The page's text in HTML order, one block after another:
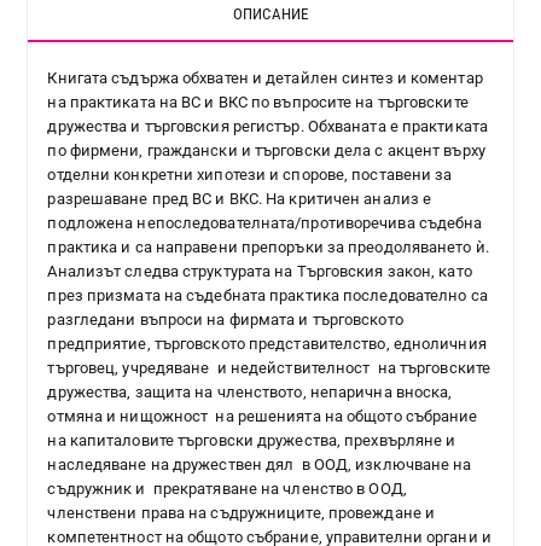
ОПИСАНИЕ
Книгата съдържа обхватен и детайлен синтез и коментар
на практиката на ВС и ВКС по въпросите на търговските
дружества и търговския регистър. Обхваната е практиката
по фирмени, граждански и търговски дела с акцент върху
отделни конкретни хипотези и спорове, поставени за
разрешаване пред ВС и ВКС. На критичен анализ е
подложена непоследователната/противоречива съдебна
практика и са направени препоръки за преодоляването ѝ.
Анализът следва структурата на Търговския закон, като
през призмата на съдебната практика последователно са
разгледани въпроси на фирмата и търговското
предприятие, търговското представителство, едноличния
търговец, учредяване и недействителност на търговските
дружества, защита на членството, непарична вноска,
отмяна и нищожност на решенията на общото събрание
на капиталовите търговски дружества, прехвърляне и
наследяване на дружествен дял в ООД, изключване на
съдружник и прекратяване на членство в ООД,
членствени права на съдружниците, провеждане и
компетентност на общото събрание, управителни органи и